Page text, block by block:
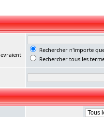
Rechercher n'importe
Rechercher tous les